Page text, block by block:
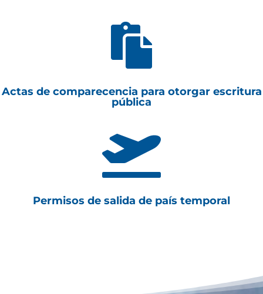

Actas de comparecencia para otorgar escritura
pública

Permisos de salida de país temporal